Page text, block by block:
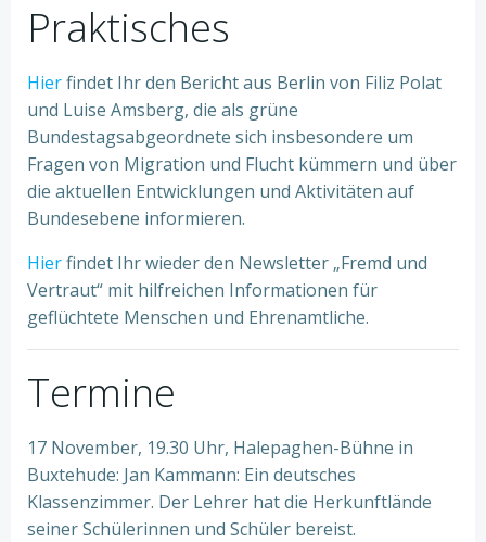
Praktisches
Hierfindet Ihr den Bericht aus Berlin von Filiz Polat
und Luise Amsberg, die als grüne
Bundestagsabgeordnete sich insbesondere um
Fragen von Migration und Flucht kümmern und über
die aktuellen Entwicklungen und Aktivitäten auf
Bundesebene informieren.
Hierfindet Ihr wieder den Newsletter „Fremd und
Vertraut“ mit hilfreichen Informationen für
geflüchtete Menschen und Ehrenamtliche.
Termine
17 November, 19.30 Uhr, Halepaghen-Bühne in
Buxtehude: Jan Kammann: Ein deutsches
Klassenzimmer. Der Lehrer hat die Herkunftlände
seiner Schülerinnen und Schüler bereist.